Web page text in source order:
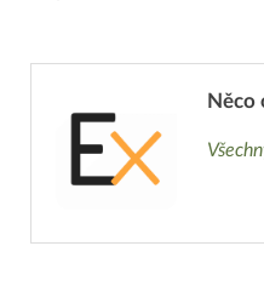
Něco